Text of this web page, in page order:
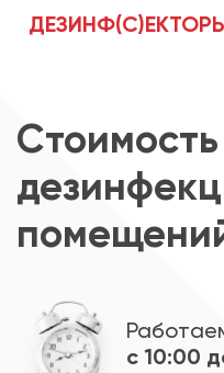
Стоимость
с 10:00